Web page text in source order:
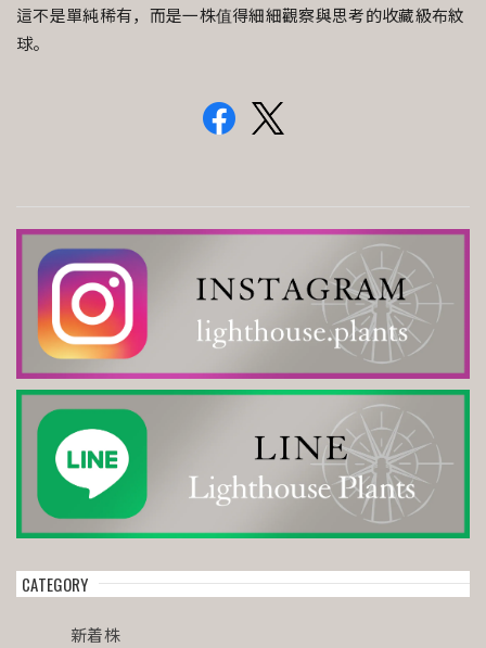
CATEGORY
新着株
這不是單純稀有，而是一株值得細細觀察與思考的收藏級布紋
球。